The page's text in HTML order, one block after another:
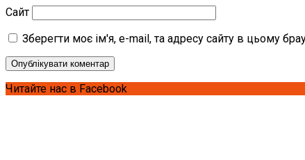
Сайт
Зберегти моє ім'я, e-mail, та адресу сайту в цьому
Читайте нас в Facebook